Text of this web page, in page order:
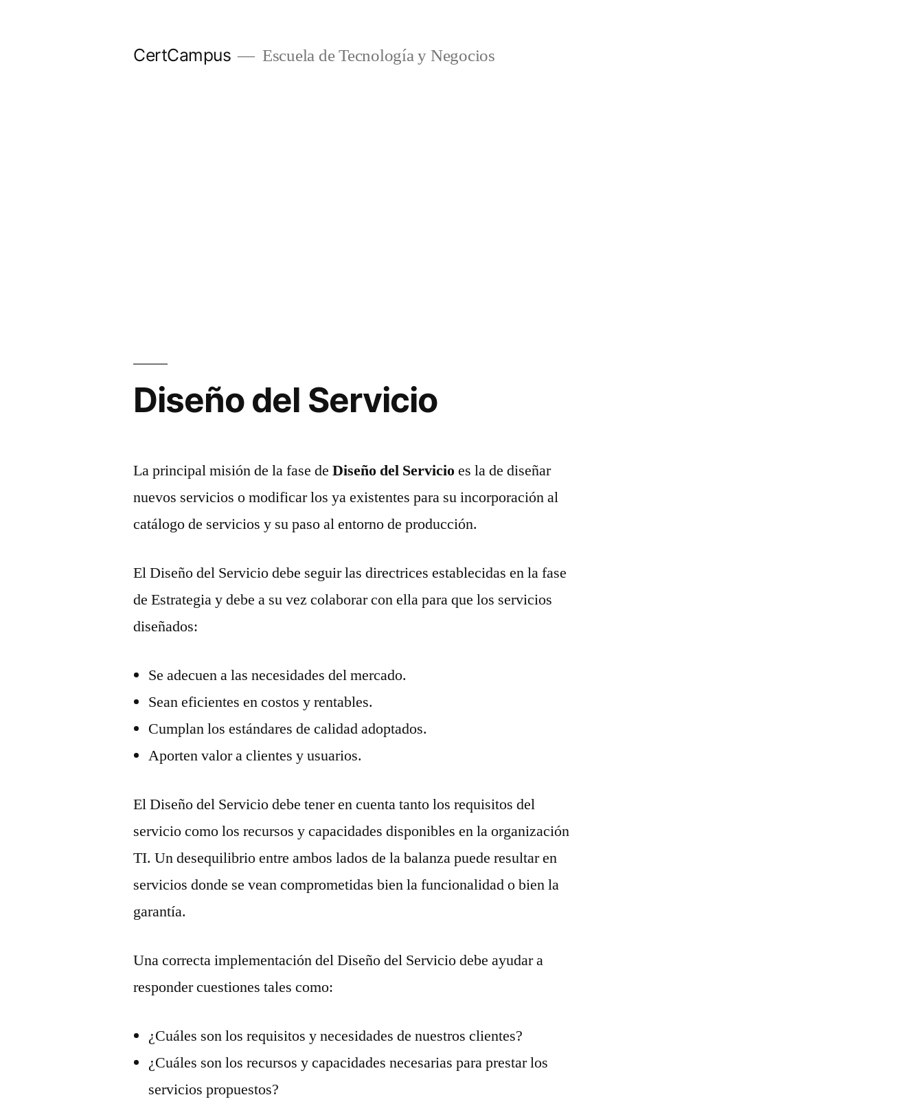
CertCampus Escuela de Tecnología y Negocios
Diseño del Servicio
La principal misión de la fase deDiseño del Servicioes la de diseñar
nuevos servicios o modificar los ya existentes para su incorporación al
catálogo de servicios y su paso al entorno de producción.
El Diseño del Servicio debe seguir las directrices establecidas en la fase
de Estrategia y debe a su vez colaborar con ella para que los servicios
diseñados:
Se adecuen a las necesidades del mercado.
Sean eficientes en costos y rentables.
Cumplan los estándares de calidad adoptados.
Aporten valor a clientes y usuarios.
El Diseño del Servicio debe tener en cuenta tanto los requisitos del
servicio como los recursos y capacidades disponibles en la organización
TI. Un desequilibrio entre ambos lados de la balanza puede resultar en
servicios donde se vean comprometidas bien la funcionalidad o bien la
garantía.
Una correcta implementación del Diseño del Servicio debe ayudar a
responder cuestiones tales como:
¿Cuáles son los requisitos y necesidades de nuestros clientes?
¿Cuáles son los recursos y capacidades necesarias para prestar los
servicios propuestos?